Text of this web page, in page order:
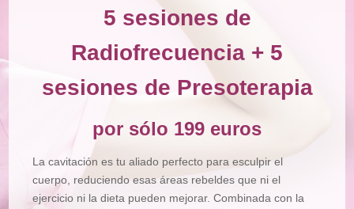
Microblading
Pestañas
Peluquería
5 sesiones de
Radiofrecuencia + 5
sesiones de Presoterapia
por sólo 199 euros
La cavitación es tu aliado perfecto para esculpir el
cuerpo, reduciendo esas áreas rebeldes que ni el
ejercicio ni la dieta pueden mejorar. Combinada con la